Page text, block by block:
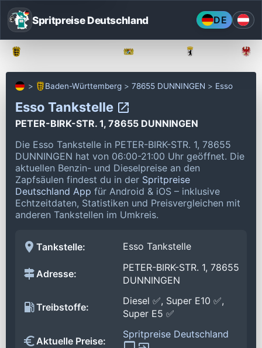
Spritpreise Deutschland DE
Baden-Württemberg 78655 DUNNINGEN Esso
Esso Tankstelle
PETER-BIRK-STR. 1, 78655 DUNNINGEN
Die Esso Tankstelle in PETER-BIRK-STR. 1, 78655
DUNNINGEN hat von 06:00-21:00 Uhr geöffnet. Die
aktuellen Benzin- und Dieselpreise an den
Zapfsäulen findest du in der Spritpreise
Deutschland App für Android & iOS – inklusive
Echtzeitdaten, Statistiken und Preisvergleichen mit
anderen Tankstellen im Umkreis.
Tankstelle: Esso Tankstelle
Adresse:
PETER-BIRK-STR. 1, 78655
DUNNINGEN
Treibstoffe:
Diesel ✅, Super E10 ✅,
Super E5 ✅
Aktuelle Preise:
Spritpreise Deutschland